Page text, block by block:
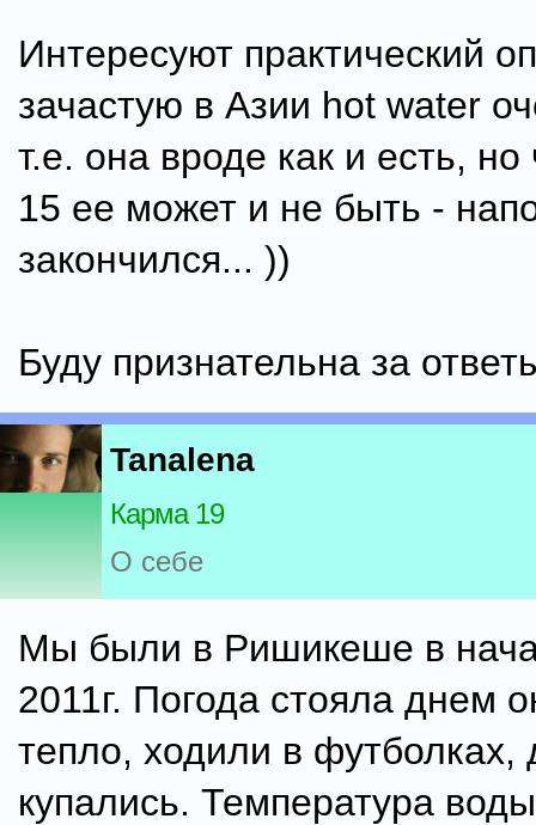
Интересуют практический
зачастую в Азии hot water
т.е. она вроде как и есть,
15 ее может и не быть -
закончился... ))
Буду признательна за
Tanalena
Карма 19
О себе
Мы были в Ришикеше в
2011г. Погода стояла днем
тепло, ходили в футболках,
купались. Температура